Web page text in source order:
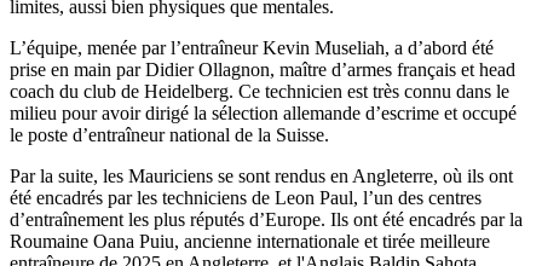
limites, aussi bien physiques que mentales.
L’équipe, menée par l’entraîneur Kevin Museliah, a d’abord été
prise en main par Didier Ollagnon, maître d’armes français et head
coach du club de Heidelberg. Ce technicien est très connu dans le
milieu pour avoir dirigé la sélection allemande d’escrime et occupé
le poste d’entraîneur national de la Suisse.
Par la suite, les Mauriciens se sont rendus en Angleterre, où ils ont
été encadrés par les techniciens de Leon Paul, l’un des centres
d’entraînement les plus réputés d’Europe. Ils ont été encadrés par la
Roumaine Oana Puiu, ancienne internationale et tirée meilleure